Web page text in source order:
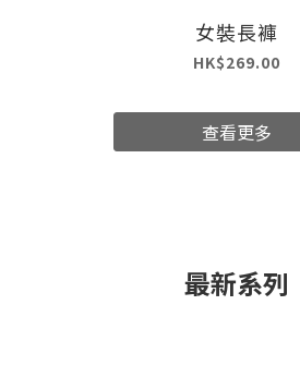
女裝長褲
HK$269.00
查看更多
最新系列